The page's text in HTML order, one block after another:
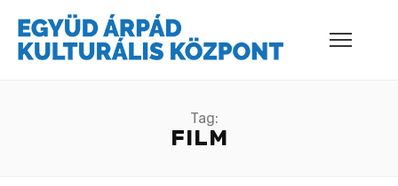
Tag:
FILM